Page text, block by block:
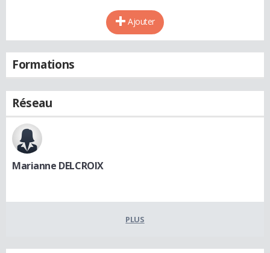
Ajouter
Formations
Réseau
Marianne DELCROIX
PLUS